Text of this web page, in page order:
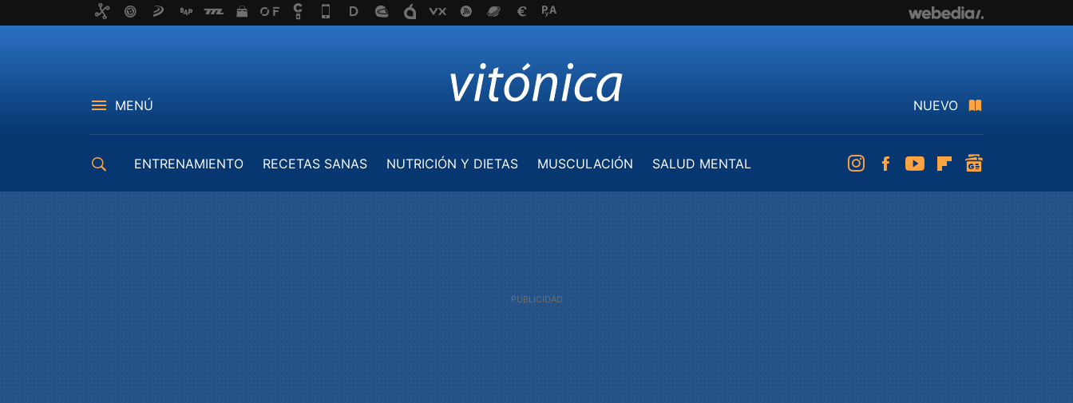
MENÚ NUEVO
ENTRENAMIENTO RECETAS SANAS NUTRICIÓN Y DIETAS MUSCULACIÓN
SALUD MENTAL
InstagramFacebookYoutubeFlipboard